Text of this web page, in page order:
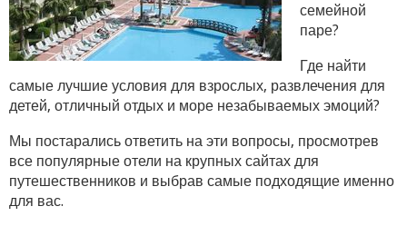
семейной
паре?
Где найти
самые лучшие условия для взрослых, развлечения для
детей, отличный отдых и море незабываемых эмоций?
Мы постарались ответить на эти вопросы, просмотрев
все популярные отели на крупных сайтах для
путешественников и выбрав самые подходящие именно
для вас.